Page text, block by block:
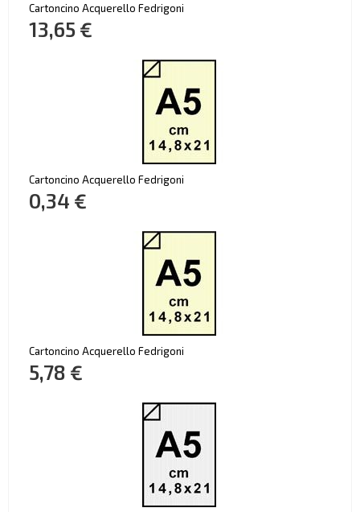
Cartoncino Acquerello Fedrigoni
13,65 €
Cartoncino Acquerello Fedrigoni
0,34 €
Cartoncino Acquerello Fedrigoni
5,78 €